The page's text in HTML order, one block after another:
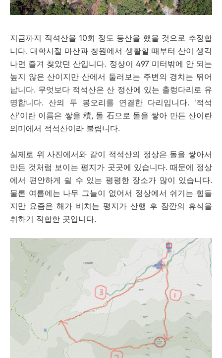
지금까지 적석산을 10회 정도 등산을 했을 것으로 추정합
니다. 대학시절 마산과 창원에서 생활할 때부터 산이 생각
나면 즐겨 찾았던 산입니다. 정상이 497 미터밖에 안 되는
높지 않은 산이지만 산에서 둘러보는 주변의 경치는 뛰어
납니다. 무엇보다 적석산은 산 정산에 있는 출렁다리로 유
명합니다. 산의 두 봉오리를 연결한 다리입니다. '적석
산'이란 이름은 쌓을 積, 돌 石으로 돌을 쌓아 만든 산이란
의미에서 적석산이라 불립니다.
실제로 위 사진에서와 같이 적석산의 정상은 돌을 쌓아서
만든 것처럼 보이는 평지가 곳곳에 있습니다. 때문에 정상
에서 편안하게 쉴 수 있는 평평한 장소가 많이 있습니다.
물론 여름에는 나무 그늘이 없어서 정상에서 쉬기는 힘들
지만 요즘은 해가 비치는 평지가 산행 후 잠깐의 휴식을
취하기 적합한 곳입니다.